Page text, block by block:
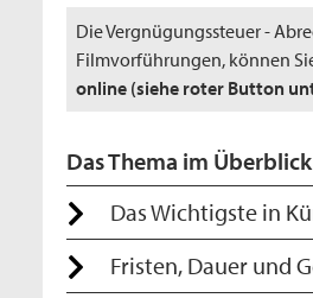
Die Vergnügungssteuer -
Filmvorführungen, können
online (siehe roter Button
Das Thema im Überblick
Das Wichtigste in
Fristen, Dauer und